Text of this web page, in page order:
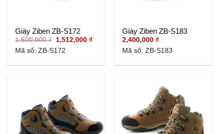
Giày Ziben ZB-S172
1,600,000₫ Giá
là:
1,512,000₫Giá
1,512,000 ₫.
Mã số: ZB-S172
Giày Ziben ZB-S183
2,400,000₫
Mã số: ZB-S183